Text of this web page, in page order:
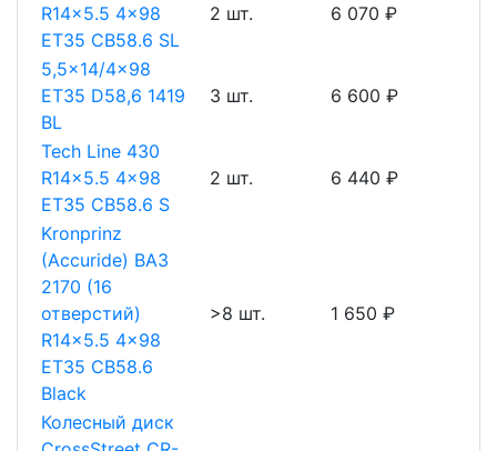
R14x5.5 4x98
ET35 CB58.6 SL
2 шт. 6 070 ₽
5,5x14/4x98
ET35 D58,6 1419
BL
3 шт. 6 600 ₽
Tech Line 430
R14x5.5 4x98
ET35 CB58.6 S
2 шт. 6 440 ₽
Kronprinz
(Accuride) ВАЗ
2170 (16
отверстий)
R14x5.5 4x98
ET35 CB58.6
Black
>8 шт. 1 650 ₽
Колесный диск